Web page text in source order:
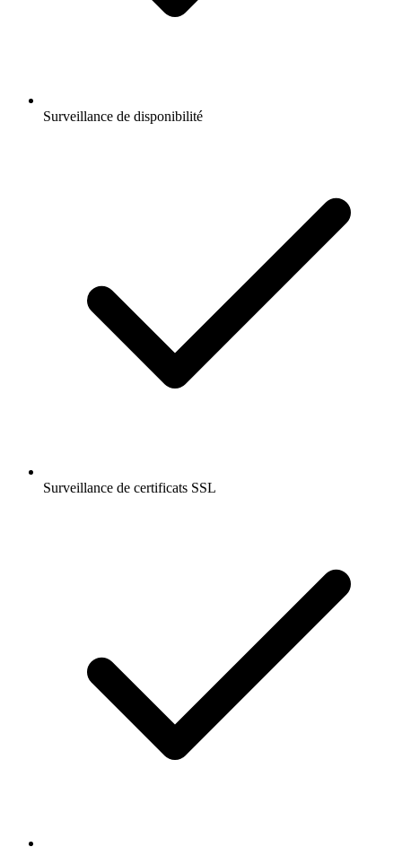
Surveillance de disponibilité
Surveillance de certificats SSL